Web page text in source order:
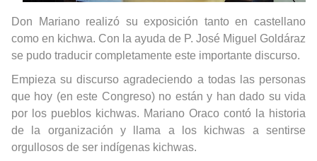
Don Mariano realizó su exposición tanto en castellano
como en kichwa. Con la ayuda de P. José Miguel Goldáraz
se pudo traducir completamente este importante discurso.
Empieza su discurso agradeciendo a todas las personas
que hoy (en este Congreso) no están y han dado su vida
por los pueblos kichwas. Mariano Oraco contó la historia
de la organización y llama a los kichwas a sentirse
orgullosos de ser indígenas kichwas.